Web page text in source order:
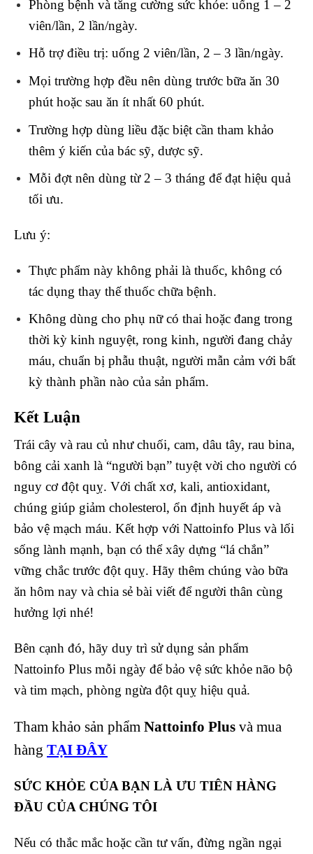
Phòng bệnh và tăng cường sức khỏe: uống 1 – 2
viên/lần, 2 lần/ngày.
Hỗ trợ điều trị: uống 2 viên/lần, 2 – 3 lần/ngày.
Mọi trường hợp đều nên dùng trước bữa ăn 30
phút hoặc sau ăn ít nhất 60 phút.
Trường hợp dùng liều đặc biệt cần tham khảo
thêm ý kiến của bác sỹ, dược sỹ.
Mỗi đợt nên dùng từ 2 – 3 tháng để đạt hiệu quả
tối ưu.
Lưu ý:
Thực phẩm này không phải là thuốc, không có
tác dụng thay thế thuốc chữa bệnh.
Không dùng cho phụ nữ có thai hoặc đang trong
thời kỳ kinh nguyệt, rong kinh, người đang chảy
máu, chuẩn bị phẫu thuật, người mẫn cảm với bất
kỳ thành phần nào của sản phẩm.
Kết Luận
Trái cây và rau củ như chuối, cam, dâu tây, rau bina,
bông cải xanh là “người bạn” tuyệt vời cho người có
nguy cơ đột quỵ. Với chất xơ, kali, antioxidant,
chúng giúp giảm cholesterol, ổn định huyết áp và
bảo vệ mạch máu. Kết hợp với Nattoinfo Plus và lối
sống lành mạnh, bạn có thể xây dựng “lá chắn”
vững chắc trước đột quỵ. Hãy thêm chúng vào bữa
ăn hôm nay và chia sẻ bài viết để người thân cùng
hưởng lợi nhé!
Bên cạnh đó, hãy duy trì sử dụng sản phẩm
Nattoinfo Plus mỗi ngày để bảo vệ sức khỏe não bộ
và tim mạch, phòng ngừa đột quỵ hiệu quả.
Tham khảo sản phẩm Nattoinfo Plus và mua
hàng TẠI ĐÂY
SỨC KHỎE CỦA BẠN LÀ ƯU TIÊN HÀNG
ĐẦU CỦA CHÚNG TÔI
Nếu có thắc mắc hoặc cần tư vấn, đừng ngần ngại